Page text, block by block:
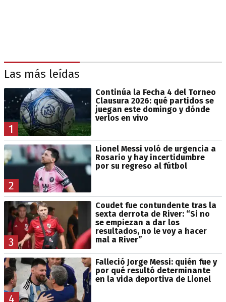
Las más leídas
1
Continúa la Fecha 4 del Torneo
Clausura 2026: qué partidos se
juegan este domingo y dónde
verlos en vivo
2
Lionel Messi voló de urgencia a
Rosario y hay incertidumbre
por su regreso al fútbol
3
Coudet fue contundente tras la
sexta derrota de River: “Si no
se empiezan a dar los
resultados, no le voy a hacer
mal a River”
4
Falleció Jorge Messi: quién fue y
por qué resultó determinante
en la vida deportiva de Lionel